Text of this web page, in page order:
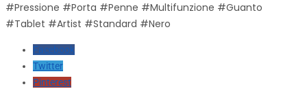
#Pressione #Porta #Penne #Multifunzione #Guanto
#Tablet #Artist #Standard #Nero
Facebook
Twitter
Pinterest